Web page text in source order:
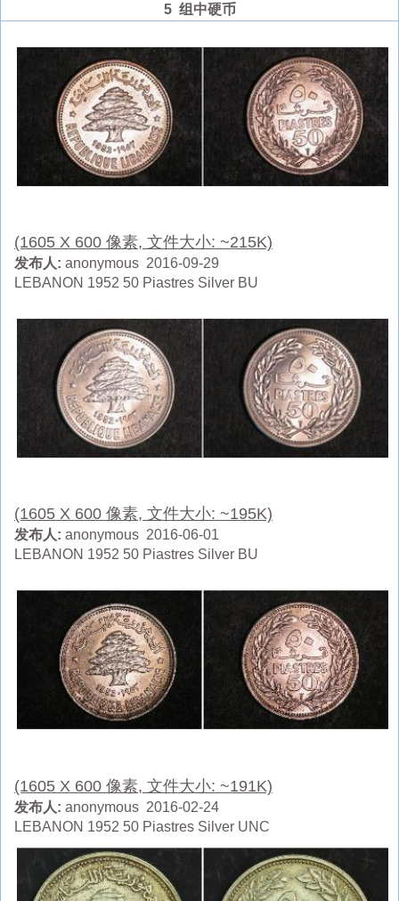
5 组中硬币
(1605 X 600 像素, 文件大小: ~215K)
发布人: anonymous 2016-09-29
LEBANON 1952 50 Piastres Silver BU
(1605 X 600 像素, 文件大小: ~195K)
发布人: anonymous 2016-06-01
LEBANON 1952 50 Piastres Silver BU
(1605 X 600 像素, 文件大小: ~191K)
发布人: anonymous 2016-02-24
LEBANON 1952 50 Piastres Silver UNC